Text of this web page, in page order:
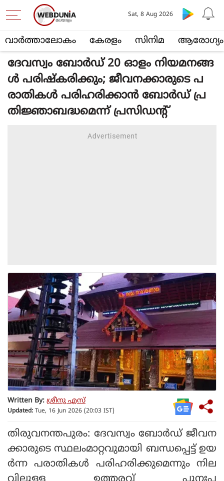
വാര്‍ത്താലോകം കേരളം സിനിമ ആരോഗ്യം
Sat, 8 Aug 2026
ദേവസ്വം ബോര്‍ഡ് 20 ഓളം നിയമനങ്ങ
ള്‍ പരിഷ്‌കരിക്കും; ജീവനക്കാരുടെ പ
രാതികള്‍ പരിഹരിക്കാന്‍ ബോര്‍ഡ് പ്ര
തിജ്ഞാബദ്ധമെന്ന് പ്രസിഡന്റ്
Written By: ശ്രീനു എസ്
Updated: Tue, 16 Jun 2026 (20:03 IST)
തിരുവനന്തപുരം: ദേവസ്വം ബോര്‍ഡ് ജീവന
ക്കാരുടെ സ്ഥലംമാറ്റവുമായി ബന്ധപ്പെട്ട് ഉയ
ര്‍ന്ന പരാതികള്‍ പരിഹരിക്കുമെന്നും നില